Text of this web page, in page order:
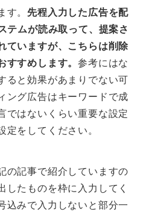
。 先程入力した広告を配
テムが読み取って、提案さ
ていますが、こちらは削除
すすめします。参考にはな
ると効果があまりでない可
ング広告はキーワードで成
ではないくらい重要な設定
をしてください。
の記事で紹介していますの
したものを枠に入力してく
込みで入力しないと部分一